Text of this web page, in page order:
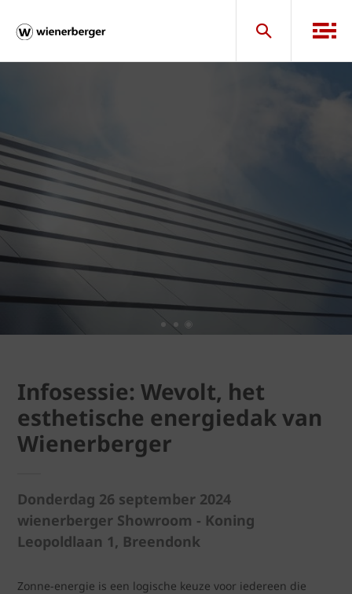
Infosessie: Wevolt, het
esthetische energiedak van
Wienerberger
Donderdag 26 september 2024
wienerberger Showroom - Koning
Leopoldlaan 1, Breendonk
Zonne-energie is een logische keuze voor iedereen die